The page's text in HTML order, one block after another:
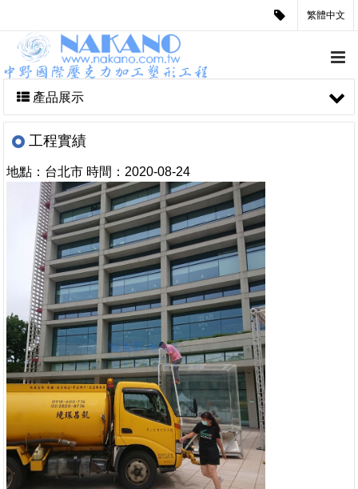
繁體中文
產品展示
工程實績
地點：台北市 時間： 2020-08-24